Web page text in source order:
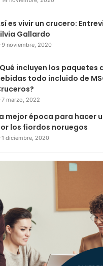
es vivir un crucero:
Gallardo
9 noviembre, 2020
incluyen los paquetes
todo incluido de
7 marzo, 2022
mejor época para hacer
los fiordos noruegos
1 diciembre, 2020